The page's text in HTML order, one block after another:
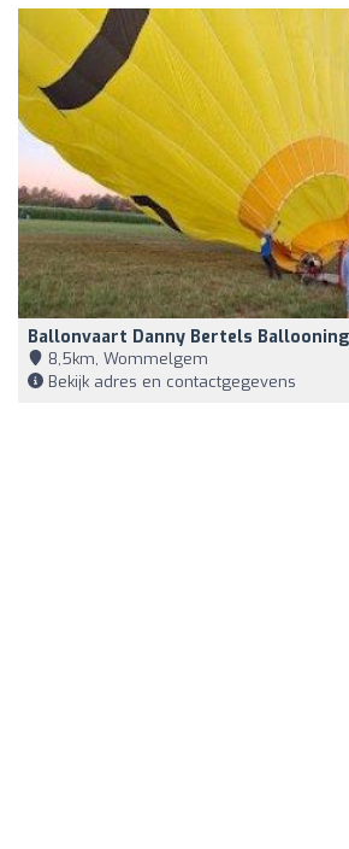
Ballonvaart Danny Bertels Ballooning
8,5km, Wommelgem
Bekijk adres en contactgegevens